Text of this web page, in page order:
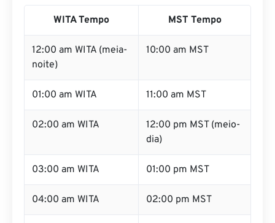
WITA Tempo MST Tempo
12:00 am WITA (meia-
noite)
10:00 am MST
01:00 am WITA 11:00 am MST
02:00 am WITA
12:00 pm MST (meio-
dia)
03:00 am WITA 01:00 pm MST
04:00 am WITA 02:00 pm MST